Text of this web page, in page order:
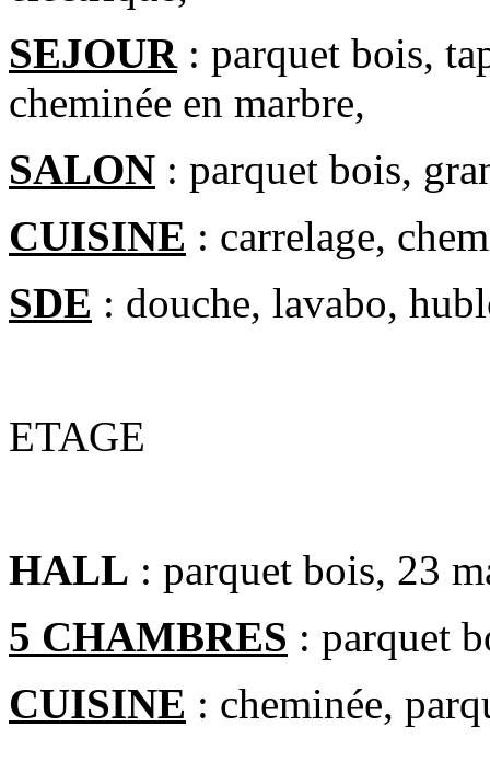
SEJOUR: parquet bois,
cheminée en marbre,
SALON : parquet bois,
CUISINE : carrelage,
SDE : douche, lavabo,
ETAGE
HALL : parquet bois, 23
5 CHAMBRES : parquet
CUISINE : cheminée,